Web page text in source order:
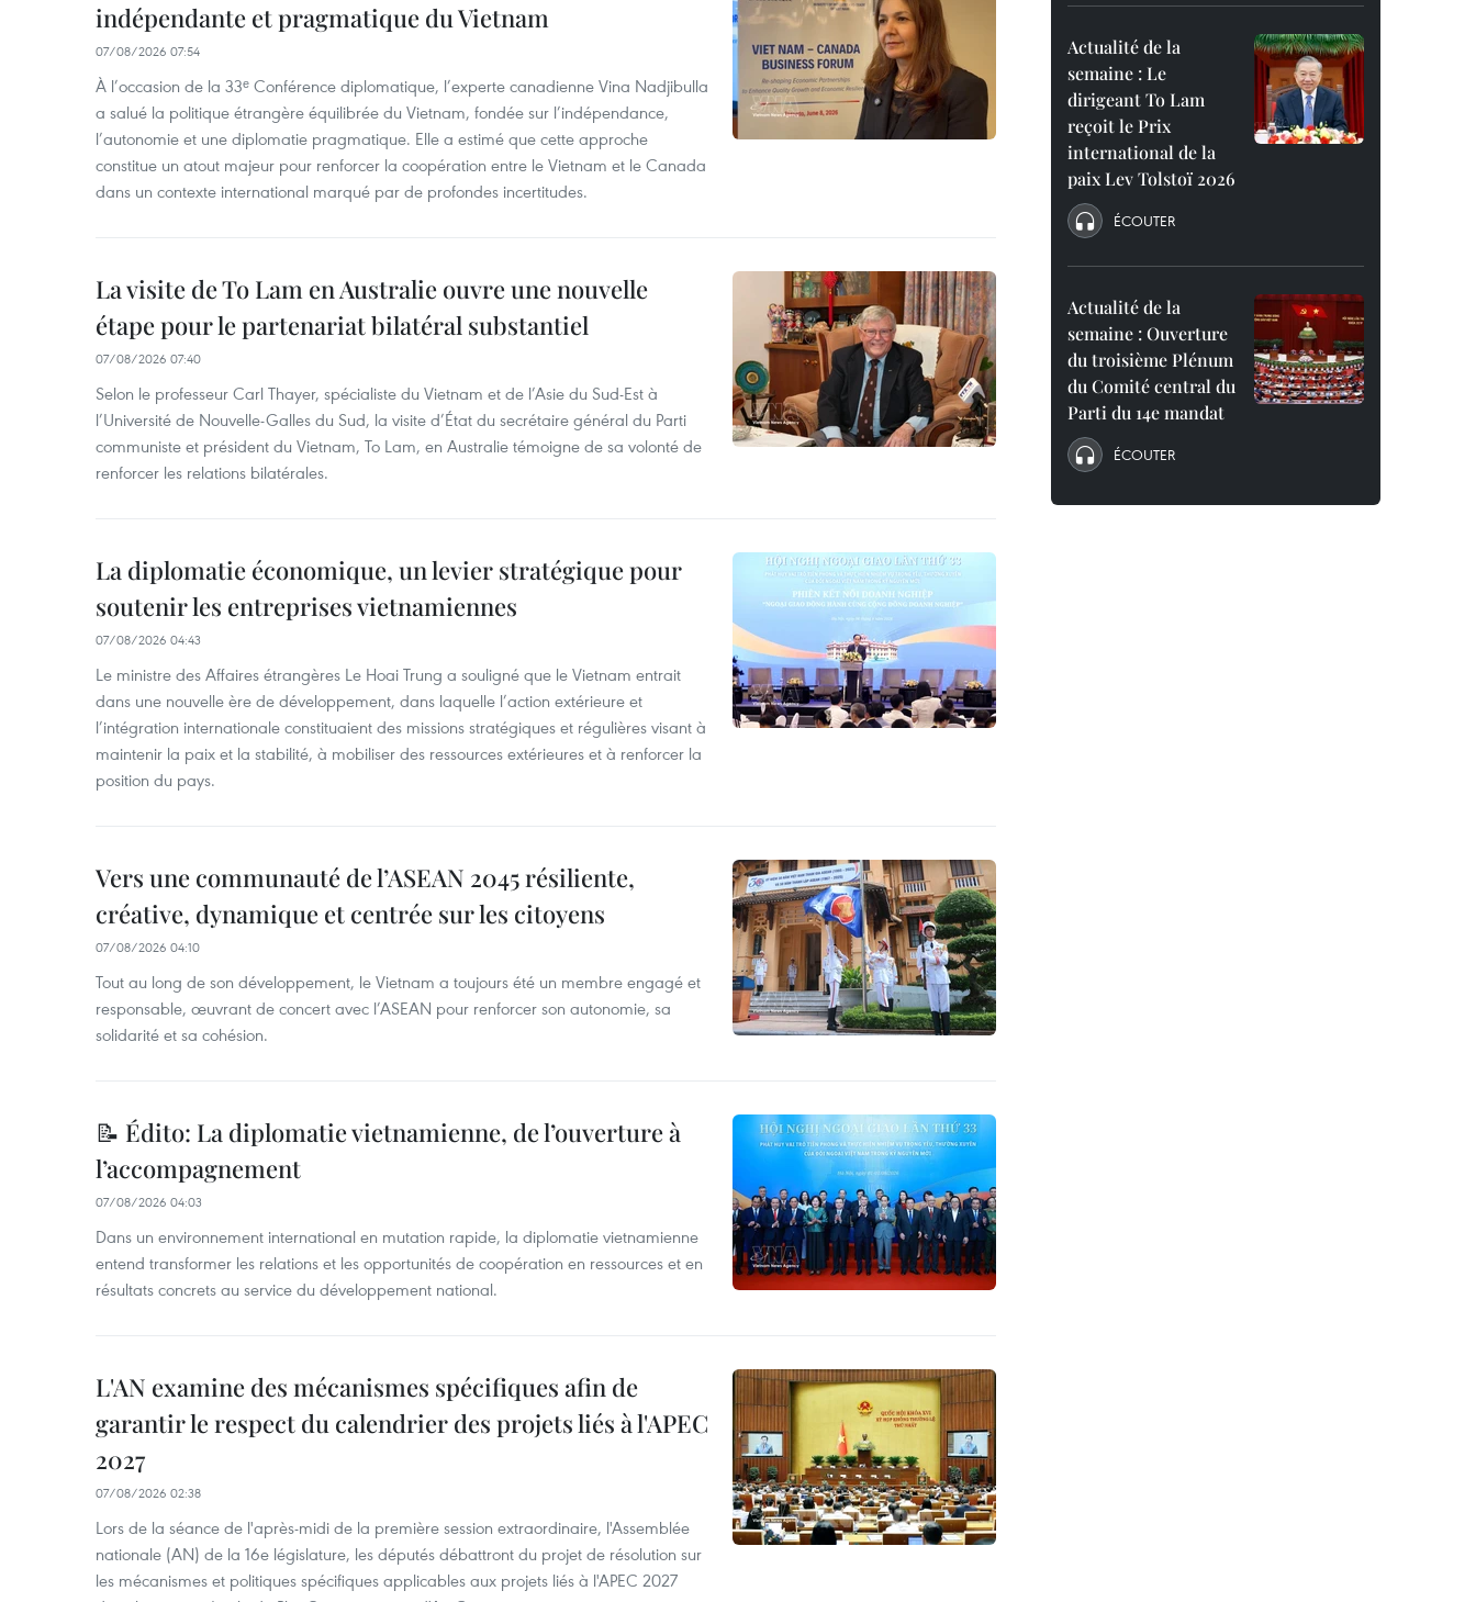
indépendante et pragmatique du Vietnam
07/08/2026 07:54
À l’occasion de la 33ᵉ Conférence diplomatique, l’experte canadienne Vina Nadjibulla
a salué la politique étrangère équilibrée du Vietnam, fondée sur l’indépendance,
l’autonomie et une diplomatie pragmatique. Elle a estimé que cette approche
constitue un atout majeur pour renforcer la coopération entre le Vietnam et le Canada
dans un contexte international marqué par de profondes incertitudes.
La visite de To Lam en Australie ouvre une nouvelle
étape pour le partenariat bilatéral substantiel
07/08/2026 07:40
Selon le professeur Carl Thayer, spécialiste du Vietnam et de l’Asie du Sud-Est à
l’Université de Nouvelle-Galles du Sud, la visite d’État du secrétaire général du Parti
communiste et président du Vietnam, To Lam, en Australie témoigne de sa volonté de
renforcer les relations bilatérales.
La diplomatie économique, un levier stratégique pour
soutenir les entreprises vietnamiennes
07/08/2026 04:43
Le ministre des Affaires étrangères Le Hoai Trung a souligné que le Vietnam entrait
dans une nouvelle ère de développement, dans laquelle l’action extérieure et
l’intégration internationale constituaient des missions stratégiques et régulières visant à
maintenir la paix et la stabilité, à mobiliser des ressources extérieures et à renforcer la
position du pays.
Vers une communauté de l’ASEAN 2045 résiliente,
créative, dynamique et centrée sur les citoyens
07/08/2026 04:10
Tout au long de son développement, le Vietnam a toujours été un membre engagé et
responsable, œuvrant de concert avec l’ASEAN pour renforcer son autonomie, sa
solidarité et sa cohésion.
📝 Édito: La diplomatie vietnamienne, de l’ouverture à
l’accompagnement
07/08/2026 04:03
Dans un environnement international en mutation rapide, la diplomatie vietnamienne
entend transformer les relations et les opportunités de coopération en ressources et en
résultats concrets au service du développement national.
L'AN examine des mécanismes spécifiques afin de
garantir le respect du calendrier des projets liés à l'APEC
2027
07/08/2026 02:38
Lors de la séance de l'après-midi de la première session extraordinaire, l'Assemblée
nationale (AN) de la 16e législature, les députés débattront du projet de résolution sur
les mécanismes et politiques spécifiques applicables aux projets liés à l'APEC 2027
Actualité de la
semaine : Le
dirigeant To Lam
reçoit le Prix
international de la
paix Lev Tolstoï 2026
ÉCOUTER
Actualité de la
semaine : Ouverture
du troisième Plénum
du Comité central du
Parti du 14e mandat
ÉCOUTER